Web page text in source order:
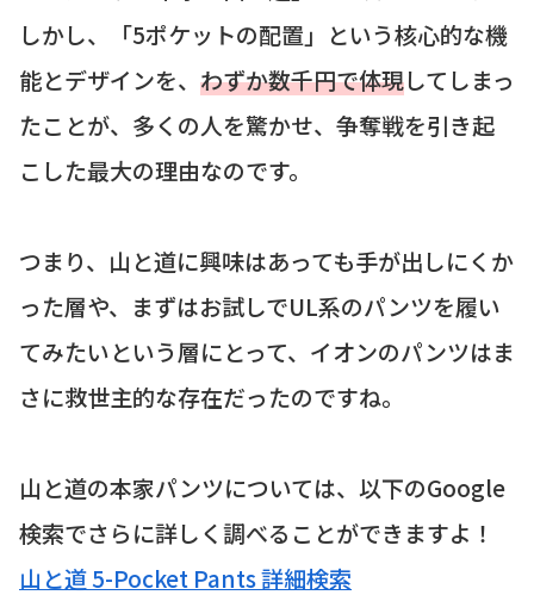
しかし、「5ポケットの配置」という核心的な機
能とデザインを、 わずか数千円で体現してしまっ
たことが、多くの人を驚かせ、争奪戦を引き起
こした最大の理由なのです。
つまり、山と道に興味はあっても手が出しにくか
った層や、まずはお試しでUL系のパンツを履い
てみたいという層にとって、イオンのパンツはま
さに救世主的な存在だったのですね。
山と道の本家パンツについては、以下のGoogle
検索でさらに詳しく調べることができますよ！
山と道 5-Pocket Pants 詳細検索